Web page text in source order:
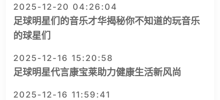
2025-12-20 04:26:04
足球明星们的音乐才华揭秘你不知道的玩音乐
的球星们
2025-12-16 15:20:58
足球明星代言康宝莱助力健康生活新风尚
2025-12-16 11:59:41